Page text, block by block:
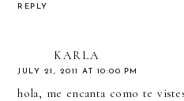
REPLY
KARLA
JULY 21, 2011 AT 10:00 PM
hola, me encanta como te